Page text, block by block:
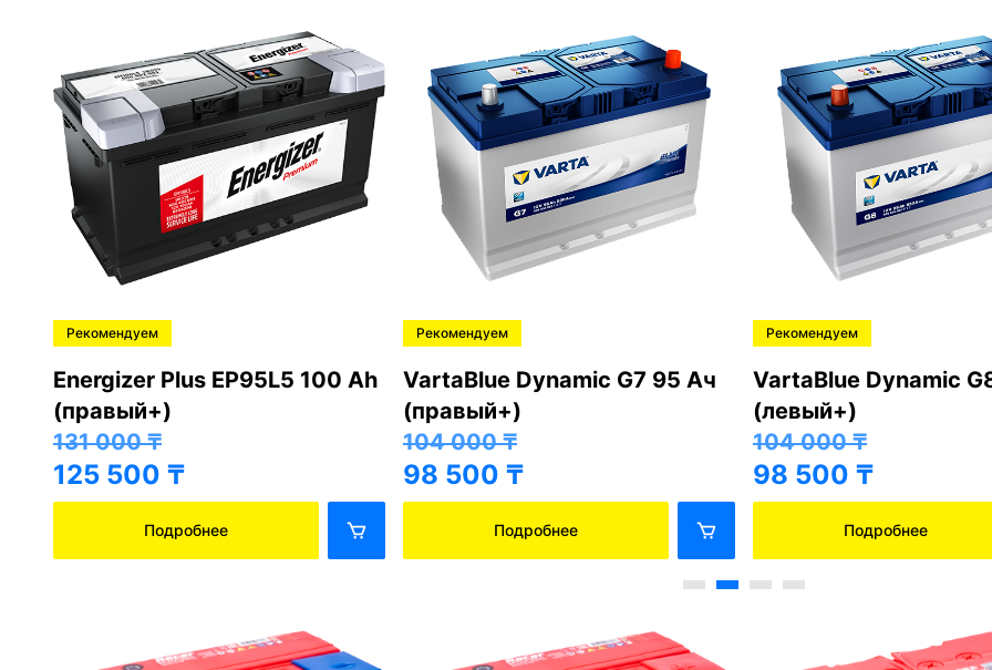
Рекомендуем
Energizer Plus EP95L5 100 Ah
(правый+)
131 000₸
125 500 ₸
Подробнее
Рекомендуем
VartaBlue Dynamic G7 95 Ач
(правый+)
104 000₸
98 500 ₸
Подробнее
Рекомендуем
VartaBlue Dynamic
(левый+)
104 000₸
98 500 ₸
Подробнее